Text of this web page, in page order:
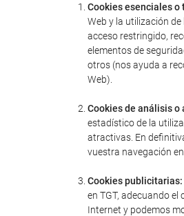
Cookies esenciales o
Web y la utilización
acceso restringido,
elementos de
otros (nos ayuda a
Web).
Cookies de análisis o
estadístico de la
atractivas. En
vuestra navegación
Cookies publicitarias:
en TGT, adecuando
Internet y podemos